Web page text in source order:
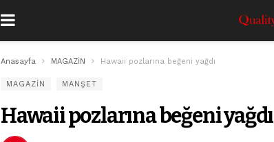
Anasayfa MAGAZİN Hawaii pozlarına beğeni yağdı
MAGAZİN MANŞET
Hawaii pozlarına beğeni yağdı